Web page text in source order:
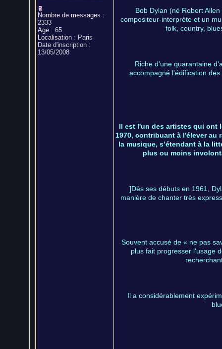
Nombre de messages :
2333
Age : 65
Localisation : Paris
Date d'inscription :
13/05/2008
Bob Dylan (né Robert
compositeur-interprète et un
folk, country,
Riche d'une quarantaine
accompagné l'édification
Il est l'un des artistes qui ont
1970, contribuant à l'élever au
la musique, s’étendant à la
plus ou moins
]Dès ses débuts en 1961,
manière de chanter très
Souvent accusé de « ne pas
plus fait progresser l'usage
Il a considérablement